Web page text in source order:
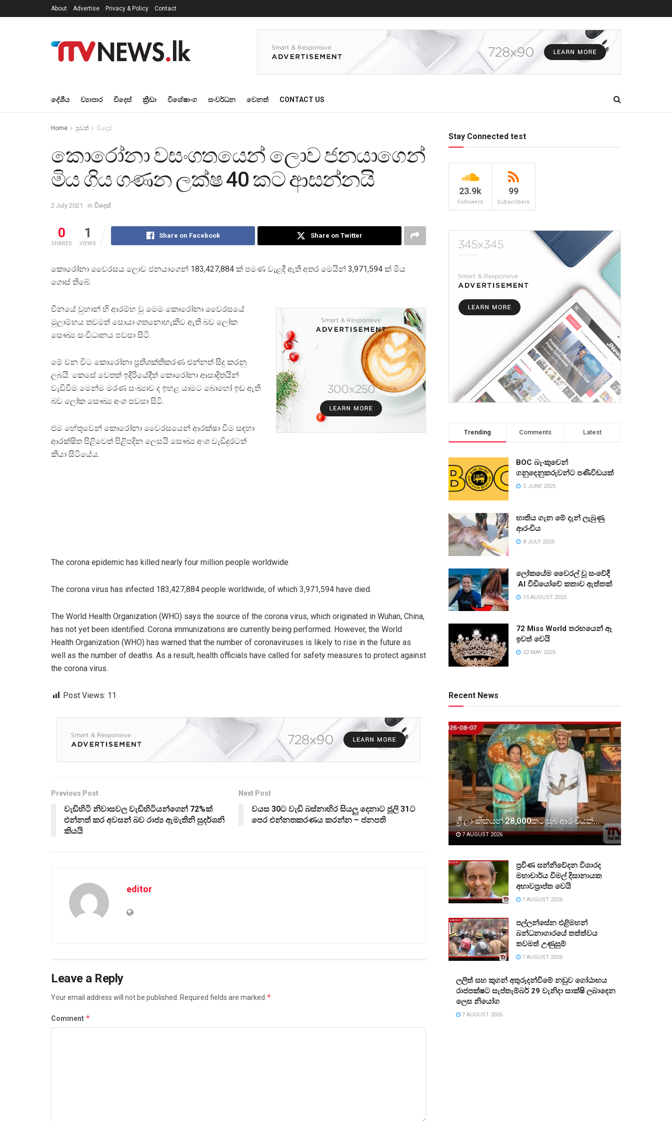
About Advertise Privacy & Policy Contact
දේශීය ව්‍යාපාර විදෙස් ක්‍රීඩා විශේෂාංග සංවර්ධන වෙනත් CONTACT US
Home පුවත් විදෙස්
කොරෝනා වසංගතයෙන් ලොව ජනයාගෙන්
මිය ගිය ගණන ලක්ෂ 40 කට ආසන්නයි
2 July 2021 in විදෙස්
0
SHARES
1
VIEWS
Share on Facebook Share on Twitter
කොරෝනා වෛරසය ලොව ජනයාගෙන් 183,427,884 ක් පමණ වැළදී ඇති අතර මෙයින් 3,971,594 ක් මිය
ගොස් තිබේ.
චීනයේ වුහාන් හි ආරම්භ වු මෙම කොරෝනා වෛරසයේ
මුලාම්භය තවමත් සොයා ගතනොහැකිව ඇති බව ලෝක
සෞඛ්‍ය සංවිධානය පවසා සිටි.
මේ වන විට කොරෝනා ප්‍රතිශක්තිකරණ එන්නත් සිදු කරනු
ලබයි. කෙසේ වෙතත් ඉදිරියේදීත් කොරෝනා ආසාදිතයින්
වැඩිවීම මෙන්ම මරණ සංඛ්‍යාව ද ඉහළ යාමට බොහෝ ඉඩ ඇති
බව ලෝක සෞඛ්‍ය අංශ පවසා සිටි.
එම හේතුවෙන් කොරෝනා වෛරසයෙන් ආරක්ෂා වීම සඳහා
ආරක්ෂිත පිළිවෙත් පිළිපදින ලෙසයි සෞඛ්‍ය අංශ වැඩිදුරටත්
කියා සිටියේය.
The corona epidemic has killed nearly four million people worldwide
The corona virus has infected 183,427,884 people worldwide, of which 3,971,594 have died.
The World Health Organization (WHO) says the source of the corona virus, which originated in Wuhan, China,
has not yet been identified. Corona immunizations are currently being performed. However, the World
Health Organization (WHO) has warned that the number of coronaviruses is likely to rise in the future as
well as the number of deaths. As a result, health officials have called for safety measures to protect against
the corona virus.
Post Views: 11
Previous Post
වැඩිහිටි නිවාසවල වැඩිහිටියන්ගෙන් 72%ක්
එන්නත් කර අවසන් බව රාජ්‍ය ඇමැතිනි සුදර්ශනි
කියයි
Next Post
වයස 30ට වැඩි බස්නාහිර සියලු දෙනාට ජූලි 31ට
පෙර එන්නතකරණය කරන්න – ජනපති
editor
Leave a Reply
Your email address will not be published. Required fields are marked *
Comment *
Stay Connected test
23.9k
Followers
99
Subscribers
Trending Comments Latest
BOC බැංකුවෙන්
ගනුදෙනුකරුවන්ට පණිවිඩයක්
5 JUNE 2025
භාතිය ගැන මේ දැන් ලැබුණු
ආරංචිය
8 JULY 2025
ලෝකයේම වෛරල් වූ සංවේදී
AI වීඩියෝවේ කතාව ඇත්තක්
15 AUGUST 2025
72 Miss World තරඟයෙන් ඈ
ඉවත් වෙයි
22 MAY 2025
Recent News
ශ්‍රී ලාංකිකයන් 28,000කට සුබ ආරංචියක්…
7 AUGUST 2026
ප්‍රවීණ සන්නිවේදන විශාරද
මහාචාර්ය විමල් දිසානායක
අභාවප්‍රාප්ත වෙයි
7 AUGUST 2026
පල්ලන්සේන එළිමහන්
බන්ධනාගාරයේ තත්ත්වය
තවමත් උණුසුම්
7 AUGUST 2026
ලලිත් සහ කුගන් අතුරුදන්වීමේ නඩුව ගෝඨාභය
රාජපක්ෂට සැප්තැම්බර් 29 වැනිදා සාක්ෂි ලබාදෙන
ලෙස නියෝග
7 AUGUST 2026